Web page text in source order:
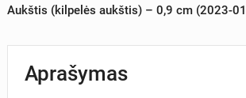
Aukštis (kilpelės aukštis) – 0,9 cm (2023-
Aprašymas